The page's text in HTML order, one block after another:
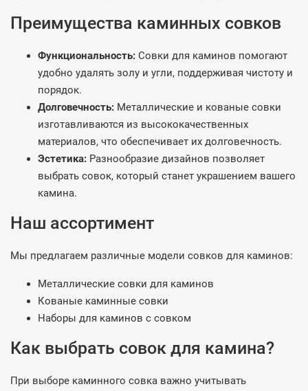
Преимущества каминных совков
Функциональность: Совки для каминов помогают
удобно удалять золу и угли, поддерживая чистоту и
порядок.
Долговечность: Металлические и кованые совки
изготавливаются из высококачественных
материалов, что обеспечивает их долговечность.
Эстетика: Разнообразие дизайнов позволяет
выбрать совок, который станет украшением вашего
камина.
Наш ассортимент
Мы предлагаем различные модели совков для каминов:
Металлические совки для каминов
Кованые каминные совки
Наборы для каминов с совком
Как выбрать совок для камина?
При выборе каминного совка важно учитывать